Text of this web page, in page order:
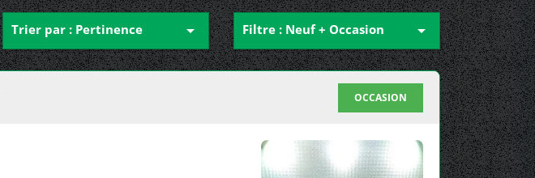
Trier par : Pertinence  Filtre : Neuf + Occasion 
OCCASION